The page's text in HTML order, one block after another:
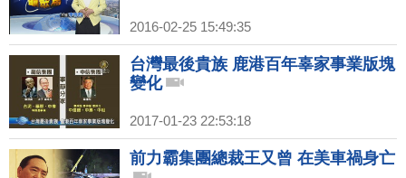
2016-02-25 15:49:35
台灣最後貴族 鹿港百年辜家事業版塊
變化
2017-01-23 22:53:18
前力霸集團總裁王又曾 在美車禍身亡